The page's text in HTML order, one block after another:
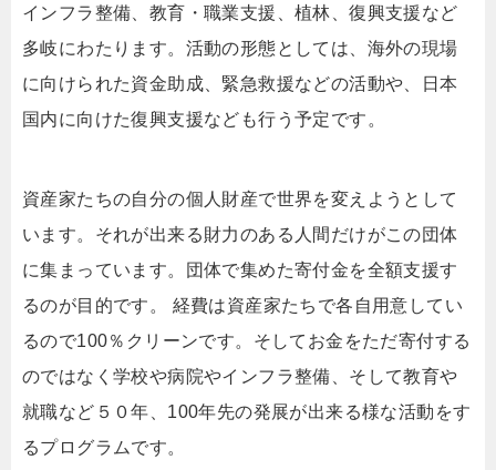
インフラ整備、教育・職業支援、植林、復興支援など
多岐にわたります。活動の形態としては、海外の現場
に向けられた資金助成、緊急救援などの活動や、日本
国内に向けた復興支援なども行う予定です。
資産家たちの自分の個人財産で世界を変えようとして
います。それが出来る財力のある人間だけがこの団体
に集まっています。団体で集めた寄付金を全額支援す
るのが目的です。 経費は資産家たちで各自用意してい
るので100％クリーンです。そしてお金をただ寄付する
のではなく学校や病院やインフラ整備、そして教育や
就職など５０年、100年先の発展が出来る様な活動をす
るプログラムです。